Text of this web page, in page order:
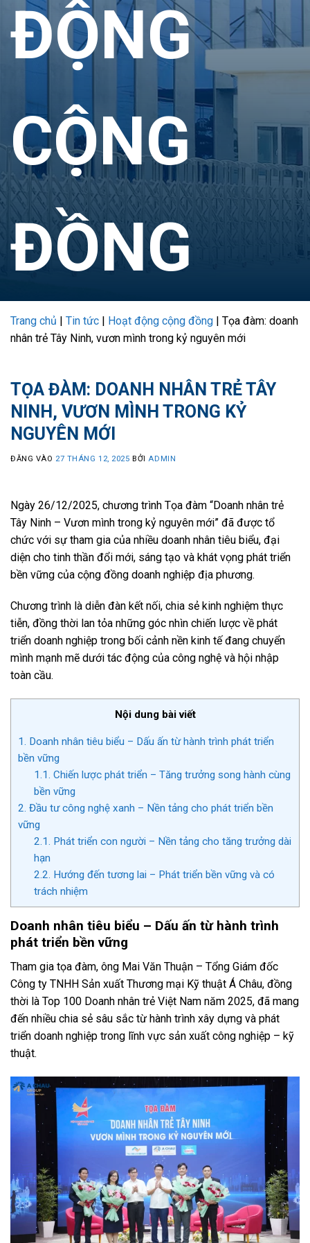
ĐỘNG
CỘNG
ĐỒNG
Trang chủ | Tin tức | Hoạt động cộng đồng | Tọa đàm: doanh
nhân trẻ Tây Ninh, vươn mình trong kỷ nguyên mới
TỌA ĐÀM: DOANH NHÂN TRẺ TÂY
NINH, VƯƠN MÌNH TRONG KỶ
NGUYÊN MỚI
ĐĂNG VÀO 27 THÁNG 12, 2025 BỞI ADMIN
Ngày 26/12/2025, chương trình Tọa đàm “Doanh nhân trẻ
Tây Ninh – Vươn mình trong kỷ nguyên mới” đã được tổ
chức với sự tham gia của nhiều doanh nhân tiêu biểu, đại
diện cho tinh thần đổi mới, sáng tạo và khát vọng phát triển
bền vững của cộng đồng doanh nghiệp địa phương.
Chương trình là diễn đàn kết nối, chia sẻ kinh nghiệm thực
tiễn, đồng thời lan tỏa những góc nhìn chiến lược về phát
triển doanh nghiệp trong bối cảnh nền kinh tế đang chuyển
mình mạnh mẽ dưới tác động của công nghệ và hội nhập
toàn cầu.
Nội dung bài viết
1. Doanh nhân tiêu biểu – Dấu ấn từ hành trình phát triển
bền vững
1.1. Chiến lược phát triển – Tăng trưởng song hành cùng
bền vững
2. Đầu tư công nghệ xanh – Nền tảng cho phát triển bền
vững
2.1. Phát triển con người – Nền tảng cho tăng trưởng dài
hạn
2.2. Hướng đến tương lai – Phát triển bền vững và có
trách nhiệm
Doanh nhân tiêu biểu – Dấu ấn từ hành trình
phát triển bền vững
Tham gia tọa đàm, ông Mai Văn Thuận – Tổng Giám đốc
Công ty TNHH Sản xuất Thương mại Kỹ thuật Á Châu, đồng
thời là Top 100 Doanh nhân trẻ Việt Nam năm 2025, đã mang
đến nhiều chia sẻ sâu sắc từ hành trình xây dựng và phát
triển doanh nghiệp trong lĩnh vực sản xuất công nghiệp – kỹ
thuật.